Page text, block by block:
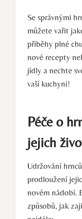
Se správnými
můžete vařit
příběhy plné
nové recepty
jídly a nechte
vaší kuchyni!
Péče o
jejich
Udržování
prodloužení
novém nádobí.
způsobů, jak